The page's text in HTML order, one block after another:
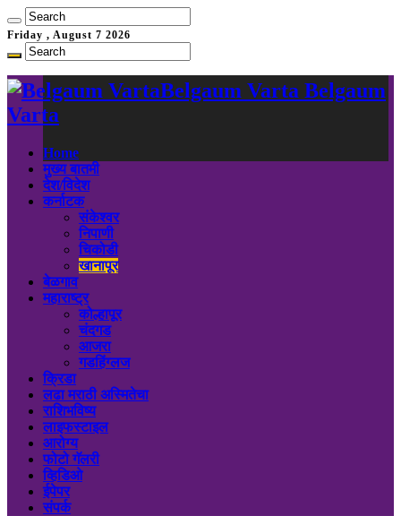
Friday , August 7 2026
Belgaum Varta Belgaum
Varta
Home
मुख्य बातमी
देश/विदेश
कर्नाटक
संकेश्वर
निपाणी
चिकोडी
खानापूर
बेळगाव
महाराष्ट्र
कोल्हापूर
चंदगड
आजरा
गडहिंग्लज
क्रिडा
लढा मराठी अस्मितेचा
राशिभविष्य
लाइफस्टाइल
आरोग्य
फोटो गॅलरी
व्हिडिओ
ईपेपर
संपर्क